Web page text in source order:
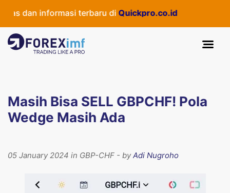
dan informasi terbaru di Quickpro.co.id
Masih Bisa SELL GBPCHF! Pola
Wedge Masih Ada
05 January 2024 in GBP-CHF - byAdi Nugroho